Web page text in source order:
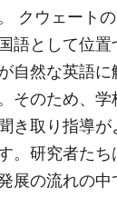
クウェート
語として位置
自然な英語に
そのため、学
き取り指導が
。研究者たち
展の流れの中